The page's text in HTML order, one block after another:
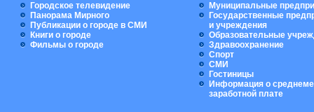
Городское телевидение
Панорама Мирного
Публикации о городе в СМИ
Книги о городе
Фильмы о городе
Муниципальные
Государственные
и учреждения
Образовательные
Здравоохранение
Спорт
СМИ
Гостиницы
Информация о
заработной плате